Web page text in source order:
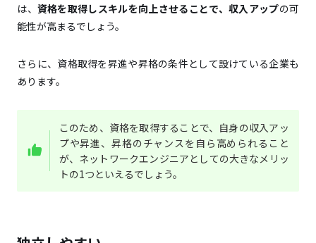
は、 資格を取得しスキルを向上させることで、収入アップの可
能性が高まるでしょう。
さらに、資格取得を昇進や昇格の条件として設けている企業も
あります。
このため、資格を取得することで、自身の収入アッ
プや昇進、昇格のチャンスを自ら高められること
が、ネットワークエンジニアとしての大きなメリッ
トの1つといえるでしょう。